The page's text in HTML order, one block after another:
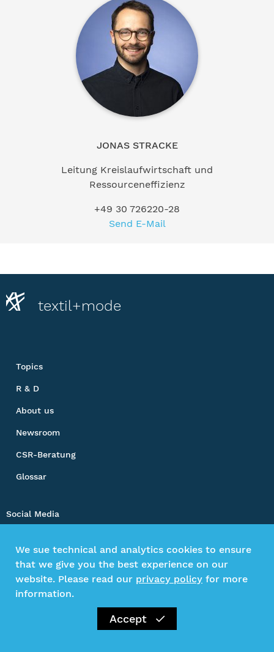
JONAS STRACKE
Leitung Kreislaufwirtschaft und
Ressourceneffizienz
+49 30 726220-28
Send E-Mail
textil+mode
Topics
R & D
About us
Newsroom
CSR-Beratung
Glossar
Social Media
Impressum
Privacy Policy
We sue technical and analytics cookies to ensure
that we give you the best experience on our
website. Please read our privacy policy for more
information.
Accept